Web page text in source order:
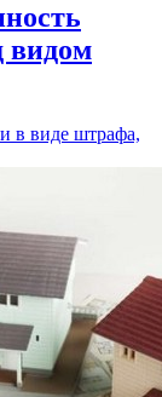
видом
в виде штрафа,